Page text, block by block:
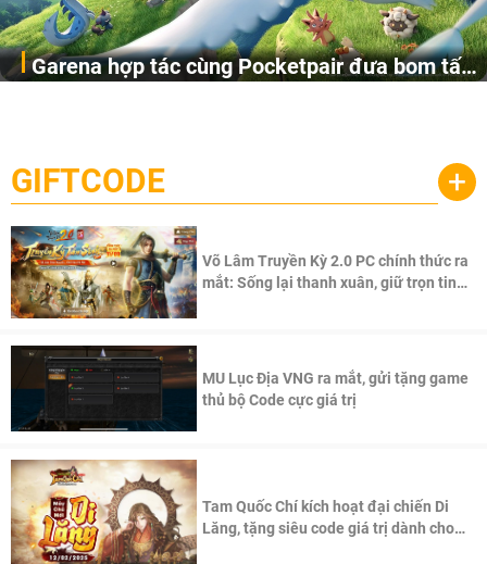
Garena hợp tác cùng Pocketpair đưa bom tấn
cầu, theo giấy phép chính thức từ công ty game Nhật Bản
Pocketpair, Inc.
GIFTCODE +
Võ Lâm Truyền Kỳ 2.0 PC chính thức ra
mắt: Sống lại thanh xuân, giữ trọn tinh
MU Lục Địa VNG ra mắt, gửi tặng game
thủ bộ Code cực giá trị
Tam Quốc Chí kích hoạt đại chiến Di
Lăng, tặng siêu code giá trị dành cho